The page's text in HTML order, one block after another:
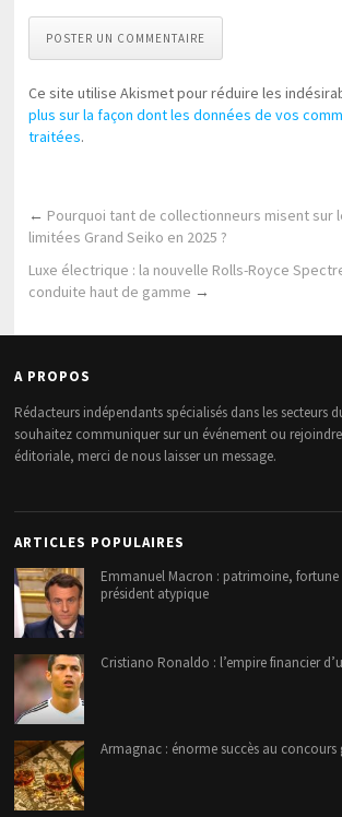
POSTER UN COMMENTAIRE
Ce site utilise Akismet pour réduire les
plus sur la façon dont les données de vos
traitées.
← Pourquoi tant de collectionneurs misent sur
limitées Grand Seiko en 2025 ?
Luxe électrique : la nouvelle Rolls-Royce
conduite haut de gamme →
A PROPOS
Rédacteurs indépendants spécialisés dans les secteurs
souhaitez communiquer sur un événement ou
éditoriale, merci de nous laisser un message.
ARTICLES POPULAIRES
Emmanuel Macron : patrimoine, fortune
président atypique
Cristiano Ronaldo : l’empire financier
Armagnac : énorme succès au concours